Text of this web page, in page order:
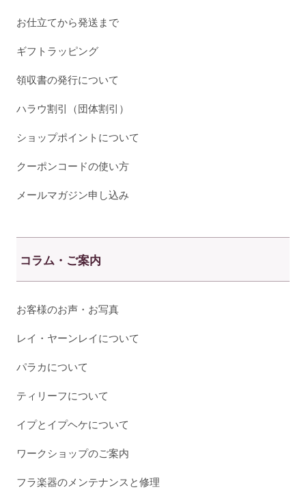
お仕立てから発送まで
ギフトラッピング
領収書の発行について
ハラウ割引（団体割引）
ショップポイントについて
クーポンコードの使い方
メールマガジン申し込み
コラム・ご案内
お客様のお声・お写真
レイ・ヤーンレイについて
パラカについて
ティリーフについて
イプとイプヘケについて
ワークショップのご案内
フラ楽器のメンテナンスと修理